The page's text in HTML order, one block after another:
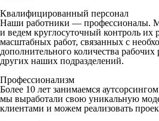
Квалифицированный персонал
Наши работники — профессионалы.
и ведем круглосуточный контроль
масштабных работ, связанных с
дополнительного количества
других наших подразделений.
Профессионализм
Более 10 лет занимаемся
мы выработали свою уникальную
клиентами и можем реализовать